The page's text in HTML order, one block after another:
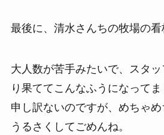
最後に、清水さんちの牧場の看
大人数が苦手みたいで、スタ
り果ててこんなふうになってま
申し訳ないのですが、めちゃ
うるさくしてごめんね。